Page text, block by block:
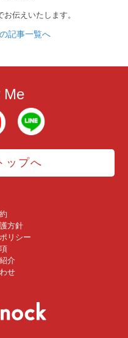
伝えいたします。
記事一覧へ
Me
ップへ
方針
リシー
介
せ